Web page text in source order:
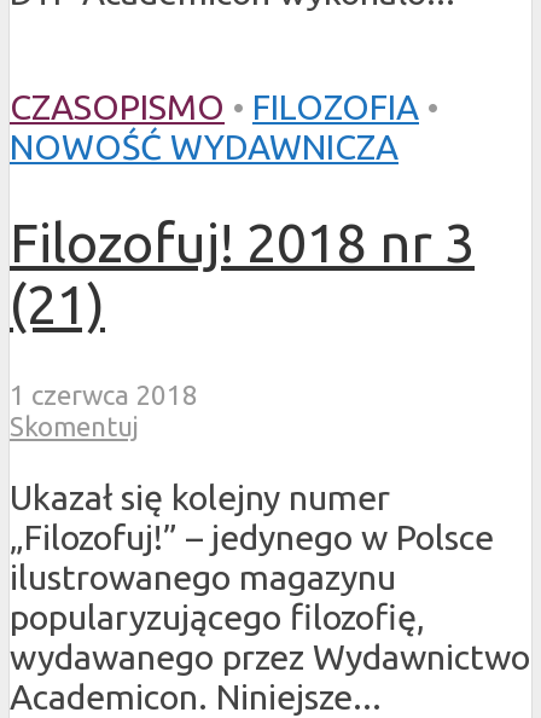
CZASOPISMO • FILOZOFIA •
NOWOŚĆ WYDAWNICZA
Filozofuj! 2018 nr 3
(21)
1 czerwca 2018
Skomentuj
Ukazał się kolejny numer
„Filozofuj!” – jedynego w Polsce
ilustrowanego magazynu
popularyzującego filozofię,
wydawanego przez Wydawnictwo
Academicon. Niniejsze...